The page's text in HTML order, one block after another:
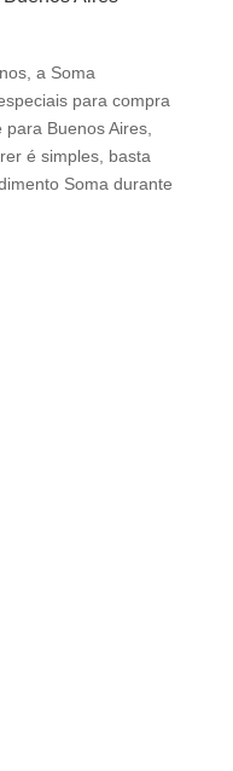
a Soma
para compra
Buenos Aires,
é simples, basta
Soma durante